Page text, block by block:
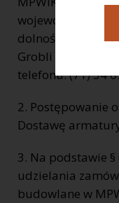
województwo,
dolnośląskie,
Grobli 14/16,
telefonu: (71) 34
2. Postępowanie
Dostawę
3. Na podstawie
udzielania
budowlane w